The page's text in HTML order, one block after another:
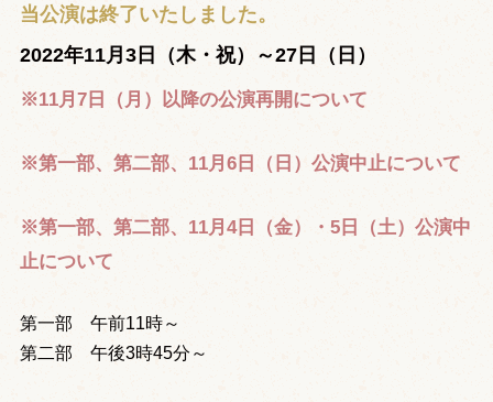
当公演は終了いたしました。
2022年11月3日（木・祝）～27日（日）
※11月7日（月）以降の公演再開について
※第一部、第二部、11月6日（日）公演中止について
※第一部、第二部、11月4日（金）・5日（土）公演中
止について
第一部 午前11時～
第二部 午後3時45分～